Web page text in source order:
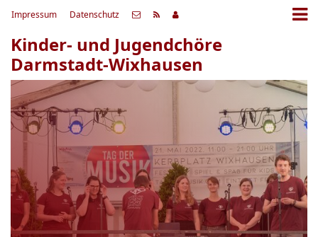
Impressum Datenschutz
Kinder- und Jugendchöre
Darmstadt-Wixhausen